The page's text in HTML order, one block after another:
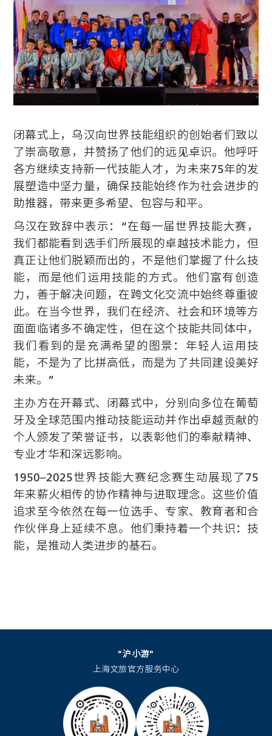
闭幕式上，乌汉向世界技能组织的创始者们致以
了崇高敬意，并赞扬了他们的远见卓识。他呼吁
各方继续支持新一代技能人才，为未来75年的发
展塑造中坚力量，确保技能始终作为社会进步的
助推器，带来更多希望、包容与和平。
乌汉在致辞中表示：“在每一届世界技能大赛，
我们都能看到选手们所展现的卓越技术能力，但
真正让他们脱颖而出的，不是他们掌握了什么技
能，而是他们运用技能的方式。他们富有创造
力，善于解决问题，在跨文化交流中始终尊重彼
此。在当今世界，我们在经济、社会和环境等方
面面临诸多不确定性，但在这个技能共同体中，
我们看到的是充满希望的图景：年轻人运用技
能，不是为了比拼高低，而是为了共同建设美好
未来。”
主办方在开幕式、闭幕式中，分别向多位在葡萄
牙及全球范围内推动技能运动并作出卓越贡献的
个人颁发了荣誉证书，以表彰他们的奉献精神、
专业才华和深远影响。
1950–2025世界技能大赛纪念赛生动展现了75
年来薪火相传的协作精神与进取理念。这些价值
追求至今依然在每一位选手、专家、教育者和合
作伙伴身上延续不息。他们秉持着一个共识：技
能，是推动人类进步的基石。
"沪小游"
上海文旅官方服务中心